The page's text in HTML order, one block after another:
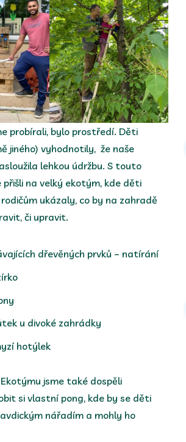
probírali, bylo prostředí. Děti
jiného) vyhodnotily, že naše
lehkou údržbu. S touto
přišli na velký ekotým, kde děti
ukázaly, co by na zahradě
či upravit.
dřevěných prvků – natírání
u divoké zahrádky
hotýlek
jsme také dospěli
si vlastní pong, kde by se děti
nářadím a mohly ho